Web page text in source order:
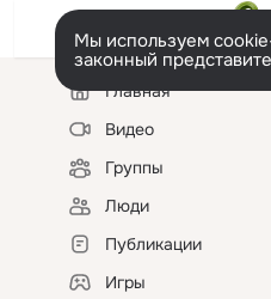
Мы используем
законный
Левая
колонкаГлавная
Видео
Группы
Люди
Публикации
Игры